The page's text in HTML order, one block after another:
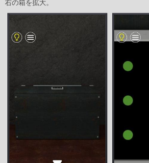
右の箱を拡大。